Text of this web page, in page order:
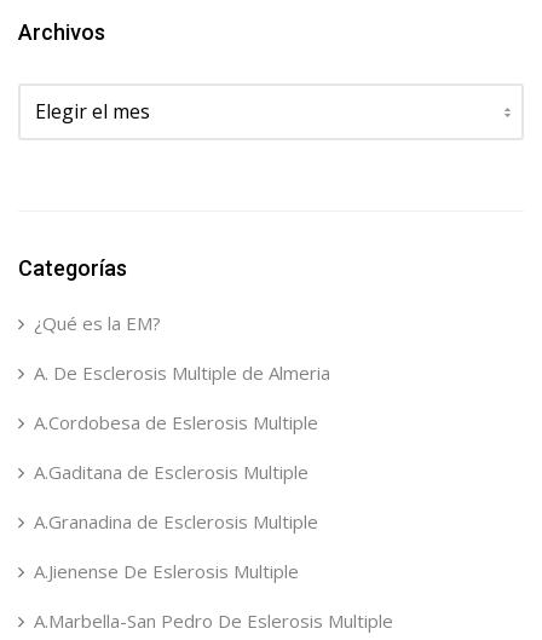
Archivos
Archivos
Categorías
¿Qué es la EM?
A. De Esclerosis Multiple de Almeria
A.Cordobesa de Eslerosis Multiple
A.Gaditana de Esclerosis Multiple
A.Granadina de Esclerosis Multiple
A.Jienense De Eslerosis Multiple
A.Marbella-San Pedro De Eslerosis Multiple